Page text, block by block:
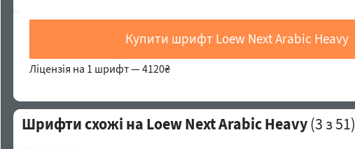
Купити шрифт Loew Next Arabic Heavy
Ліцензія на 1 шрифт —4120₴
Шрифти схожі на Loew Next Arabic Heavy(3 з 51)